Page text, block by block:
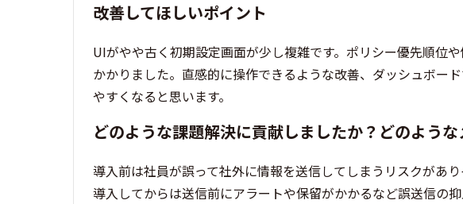
改善してほしいポイント
UIがやや古く初期設定画面が少し複雑です。ポリシー優先順位
かかりました。直感的に操作できるような改善、ダッシュボー
やすくなると思います。
どのような課題解決に貢献しましたか？どのよう
導入前は社員が誤って社外に情報を送信してしまうリスクがあ
導入してからは送信前にアラートや保留がかかるなど誤送信の抑